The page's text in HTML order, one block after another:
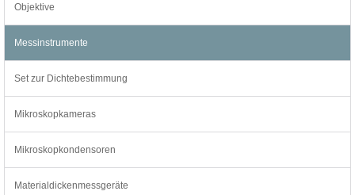
Objektive
Messinstrumente
Set zur Dichtebestimmung
Mikroskopkameras
Mikroskopkondensoren
Materialdickenmessgeräte